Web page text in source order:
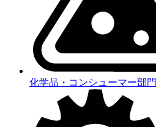
化学品・コンシューマー部門